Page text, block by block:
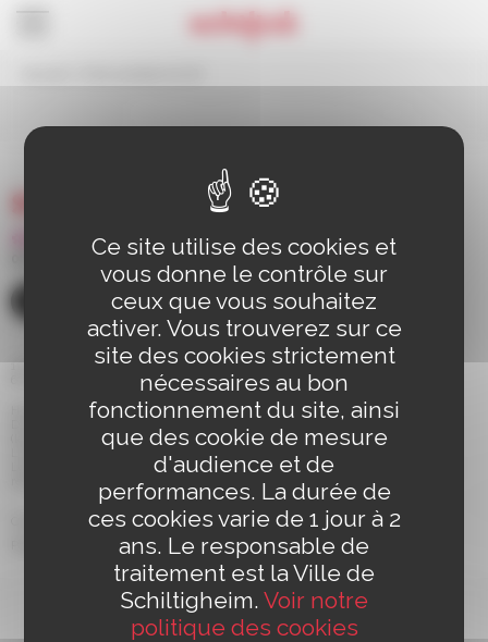
03 88 83 90 00
110 route de Bischwiller BP 98
67 302 SCHILTIGHEIM Cedex
Horaires d'ouverture de la mairie
(le service Etat Civil est fermé le jeudi matin)
Le Vendredi de 8h30 à 14h
Le Samedi de 9h à 12h (pour les rendez-vous des papiers d'identité et pour les
Mentions légales Politique de confidentialité
Accessibilité
Politique de cookies
Gestion des cookies Réalisation :
Panneau de gestion des cookies
Ce site utilise des cookies et
vous donne le contrôle sur
ceux que vous souhaitez
activer. Vous trouverez sur ce
site des cookies strictement
nécessaires au bon
fonctionnement du site, ainsi
que des cookie de mesure
d'audience et de
performances. La durée de
ces cookies varie de 1 jour à 2
ans. Le responsable de
traitement est la Ville de
Schiltigheim. Voir notre
politique des cookies